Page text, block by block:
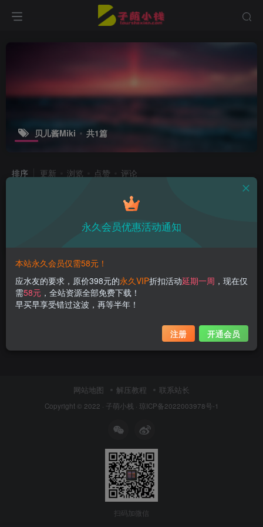
贝儿酱Miki 共1篇
排序 更新 浏览 点赞 评论
贝儿酱Miki是谁？初音未来和小天鹅一
网打尽
热点资讯
网站地图 解压教程 联系站长
Copyright © 2022 · 子萌小栈 · 琼ICP备2022003978号-1
扫码加微信
永久会员优惠活动通知
本站永久会员仅需58元！
应水友的要求，原价398元的永久VIP折扣活动延期一周 ，现在仅
需58元 ，全站资源全部免费下载！
早买早享受错过这波，再等半年！
注册 开通会员